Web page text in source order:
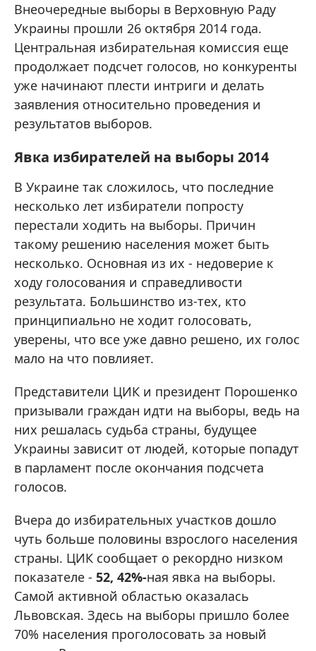
Внеочередные выборы в Верховную Раду
Украины прошли 26 октября 2014 года.
Центральная избирательная комиссия еще
продолжает подсчет голосов, но конкуренты
уже начинают плести интриги и делать
заявления относительно проведения и
результатов выборов.
Явка избирателей на выборы 2014
В Украине так сложилось, что последние
несколько лет избиратели попросту
перестали ходить на выборы. Причин
такому решению населения может быть
несколько. Основная из их - недоверие к
ходу голосования и справедливости
результата. Большинство из-тех, кто
принципиально не ходит голосовать,
уверены, что все уже давно решено, их голос
мало на что повлияет.
Представители ЦИК и президент Порошенко
призывали граждан идти на выборы, ведь на
них решалась судьба страны, будущее
Украины зависит от людей, которые попадут
в парламент после окончания подсчета
голосов.
Вчера до избирательных участков дошло
чуть больше половины взрослого населения
страны. ЦИК сообщает о рекордно низком
показателе - 52, 42%-ная явка на выборы.
Самой активной областью оказалась
Львовская. Здесь на выборы пришло более
70% населения проголосовать за новый